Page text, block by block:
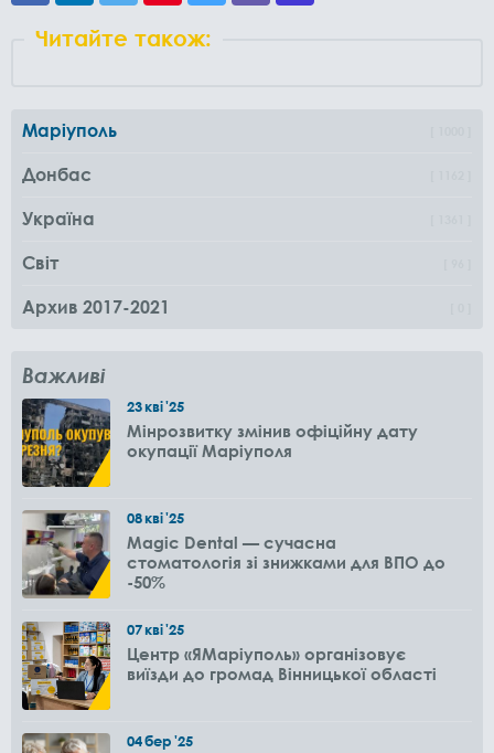
Читайте також:
Маріуполь
Донбас
Україна
Світ
Архив 2017-2021
Важливі
23кві'25
Мінрозвитку змінив офіційну дату
окупації Маріуполя
08кві'25
Magic Dental — сучасна
стоматологія зі знижками для ВПО до
-50%
07кві'25
Центр «ЯМаріуполь» організовує
виїзди до громад Вінницької області
04бер'25